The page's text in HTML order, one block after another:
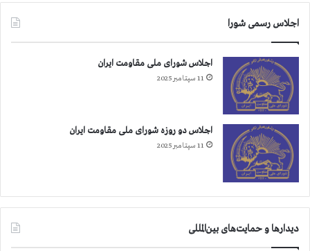
اجلاس رسمی شورا
اجلاس شورای ملی مقاومت ایران
11 سپتامبر 2025
اجلاس دو روزه شورای ملی مقاومت ایران
11 سپتامبر 2025
دیدارها و حمایت‌های بین‌المللی